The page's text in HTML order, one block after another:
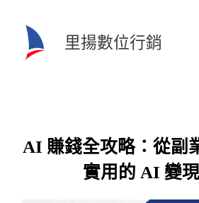
里揚數位行銷
AI 賺錢全攻略：從副
實用的 AI 變